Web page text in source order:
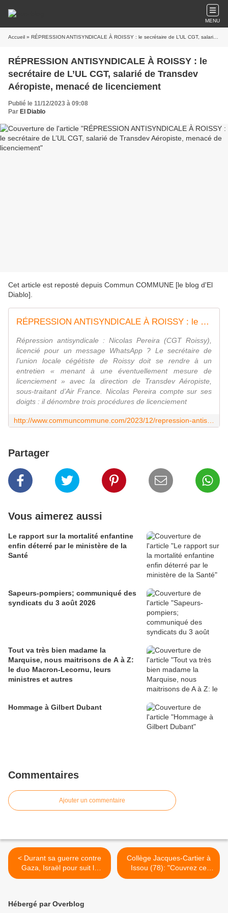
MENU
Accueil » RÉPRESSION ANTISYNDICALE À ROISSY : le secrétaire de L’UL CGT, salarié de Transdev Aéropiste, menacé de licenciement
RÉPRESSION ANTISYNDICALE À ROISSY : le
secrétaire de L’UL CGT, salarié de Transdev
Aéropiste, menacé de licenciement
Publié le 11/12/2023 à 09:08
Par El Diablo
Cet article est reposté depuis Commun COMMUNE [le blog d'El
Diablo]
RÉPRESSION ANTISYNDICALE À ROISSY : le secrétaire de L’UL CGT, salarié de Transdev Aéropiste, menacé de licenciement
Répression antisyndicale : Nicolas Pereira (CGT Roissy),
licencié pour un message WhatsApp ? Le secrétaire de
l’union locale cégétiste de Roissy doit se rendre à un
entretien « menant à une éventuellement mesure de
licenciement » avec la direction de Transdev Aéropiste,
sous-traitant d’Air France. Nicolas Pereira compte sur ses
doigts : il dénombre trois procédures de licenciement
Partager
Vous aimerez aussi
Le rapport sur la mortalité enfantine
enfin déterré par le ministère de la
Santé
Sapeurs-pompiers; communiqué des
syndicats du 3 août 2026
Tout va très bien madame la
Marquise, nous maitrisons de A à Z:
le duo Macron-Lecornu, leurs
ministres et autres
Hommage à Gilbert Dubant
Commentaires
Ajouter un commentaire
< Durant sa guerre contre
Gaza, Israël pour suit la
colonisation de la
Collège Jacques-Cartier à
Issou (78): "Couvrez ce
sein que je ne saurais voir!"
Hébergé par Overblog